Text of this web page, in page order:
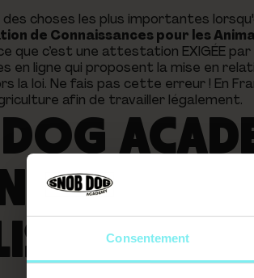
Consentement
des choses les plus importantes
de Connaissances pour les
que c’est une attestation EXIGÉE
en ligne qui proposent la mise en
la loi. Ne fais pas cette erreur ! En
afin de travailler légalement.
DE